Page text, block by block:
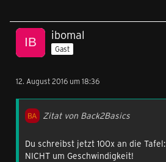
ibomal
Gast
12. August 2016 um 18:36
Zitat von Back2Basics
Du schreibst jetzt 100x an die
NICHT um Geschwindigkeit!